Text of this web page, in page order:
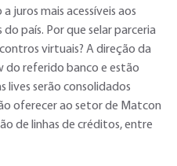
juros mais acessíveis aos
país. Por que selar parceria
virtuais? A direção da
do referido banco e estão
lives serão consolidados
oferecer ao setor de Matcon
de linhas de créditos, entre